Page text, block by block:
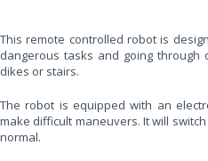
This remote controlled robot is
dangerous tasks and going through
dikes or stairs.
The robot is equipped with an
make difficult maneuvers. It will
normal.